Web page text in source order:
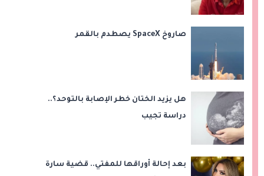
صاروخ SpaceX يصطدم بالقمر
هل يزيد الختان خطر الإصابة بالتوحد؟..
دراسة تجيب
بعد إحالة أوراقها للمفتي.. قضية سارة